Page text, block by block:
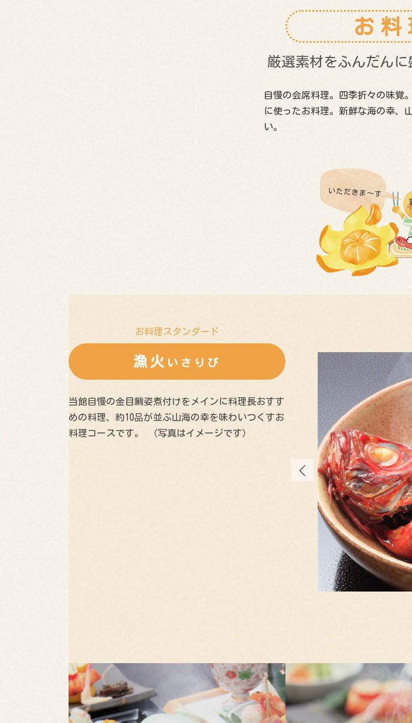
お料
厳選素材をふんだん
自慢の会席料理。四季折々の味覚
に使ったお料理。新鮮な海の幸、
い。
お料理スタンダード
漁火 いさりび
当館自慢の金目鯛姿煮付けをメインに料理長おすす
めの料理、約10品が並ぶ山海の幸を味わいつくすお
料理コースです。 （写真はイメージです）